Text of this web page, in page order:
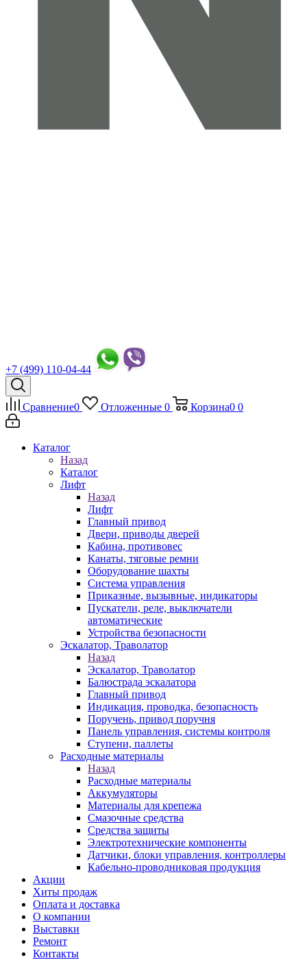
+7 (499) 110-04-44
Сравнение0 Отложенные 0 Корзина0 0
Каталог
Назад
Каталог
Лифт
Назад
Лифт
Главный привод
Двери, приводы дверей
Кабина, противовес
Канаты, тяговые ремни
Оборудование шахты
Система управления
Приказные, вызывные, индикаторы
Пускатели, реле, выключатели
автоматические
Устройства безопасности
Эскалатор, Траволатор
Назад
Эскалатор, Траволатор
Балюстрада эскалатора
Главный привод
Индикация, проводка, безопасность
Поручень, привод поручня
Панель управления, системы контроля
Ступени, паллеты
Расходные материалы
Назад
Расходные материалы
Аккумуляторы
Материалы для крепежа
Смазочные средства
Средства защиты
Электротехнические компоненты
Датчики, блоки управления, контроллеры
Кабельно-проводниковая продукция
Акции
Хиты продаж
Оплата и доставка
О компании
Выставки
Ремонт
Контакты